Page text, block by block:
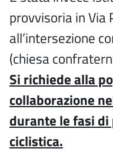
provvisoria in Via
all’intersezione
(chiesa
Si richiede alla
collaborazione
durante le fasi di
ciclistica.